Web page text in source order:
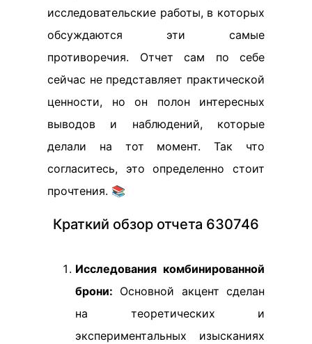
исследовательские работы, в которых
обсуждаются эти самые
противоречия. Отчет сам по себе
сейчас не представляет практической
ценности, но он полон интересных
выводов и наблюдений, которые
делали на тот момент. Так что
согласитесь, это определенно стоит
прочтения. 📚
Краткий обзор отчета 630746
Исследования комбинированной
брони: Основной акцент сделан
на теоретических и
экспериментальных изысканиях